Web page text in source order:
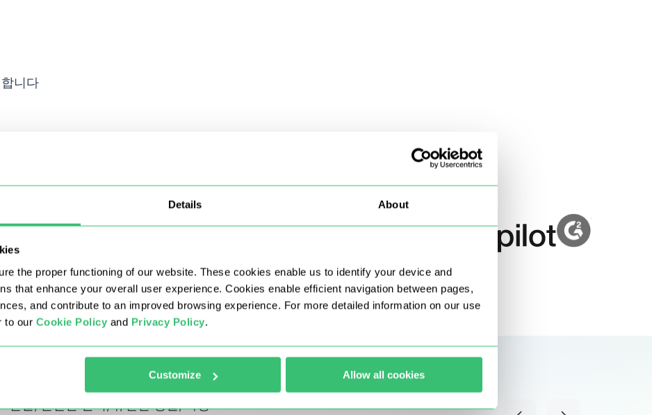
Details About
the proper functioning of our website. These cookies enable us to identify your device and
that enhance your overall user experience. Cookies enable efficient navigation between pages,
and contribute to an improved browsing experience. For more detailed information on our use
to our Cookie Policy and Privacy Policy.
Customize Allow all cookies
니다
하기
연결, 간편한 관리, 유연한 정렬, 다양